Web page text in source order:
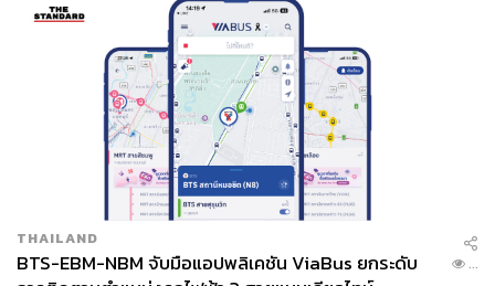
THAILAND
BTS-EBM-NBM จับมือแอปพลิเคชัน ViaBus ยกระดับ
...